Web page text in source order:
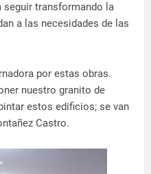
seguir transformando la
a las necesidades de las
por estas obras.
nuestro granito de
estos edificios; se van
Castro.